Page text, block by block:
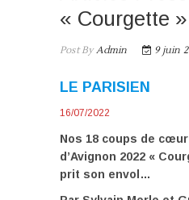
« Courgette »
Post ByAdmin 9 juin
LE PARISIEN
16/07/2022
Nos 18 coups de
d’Avignon 2022 «
prit son envol…